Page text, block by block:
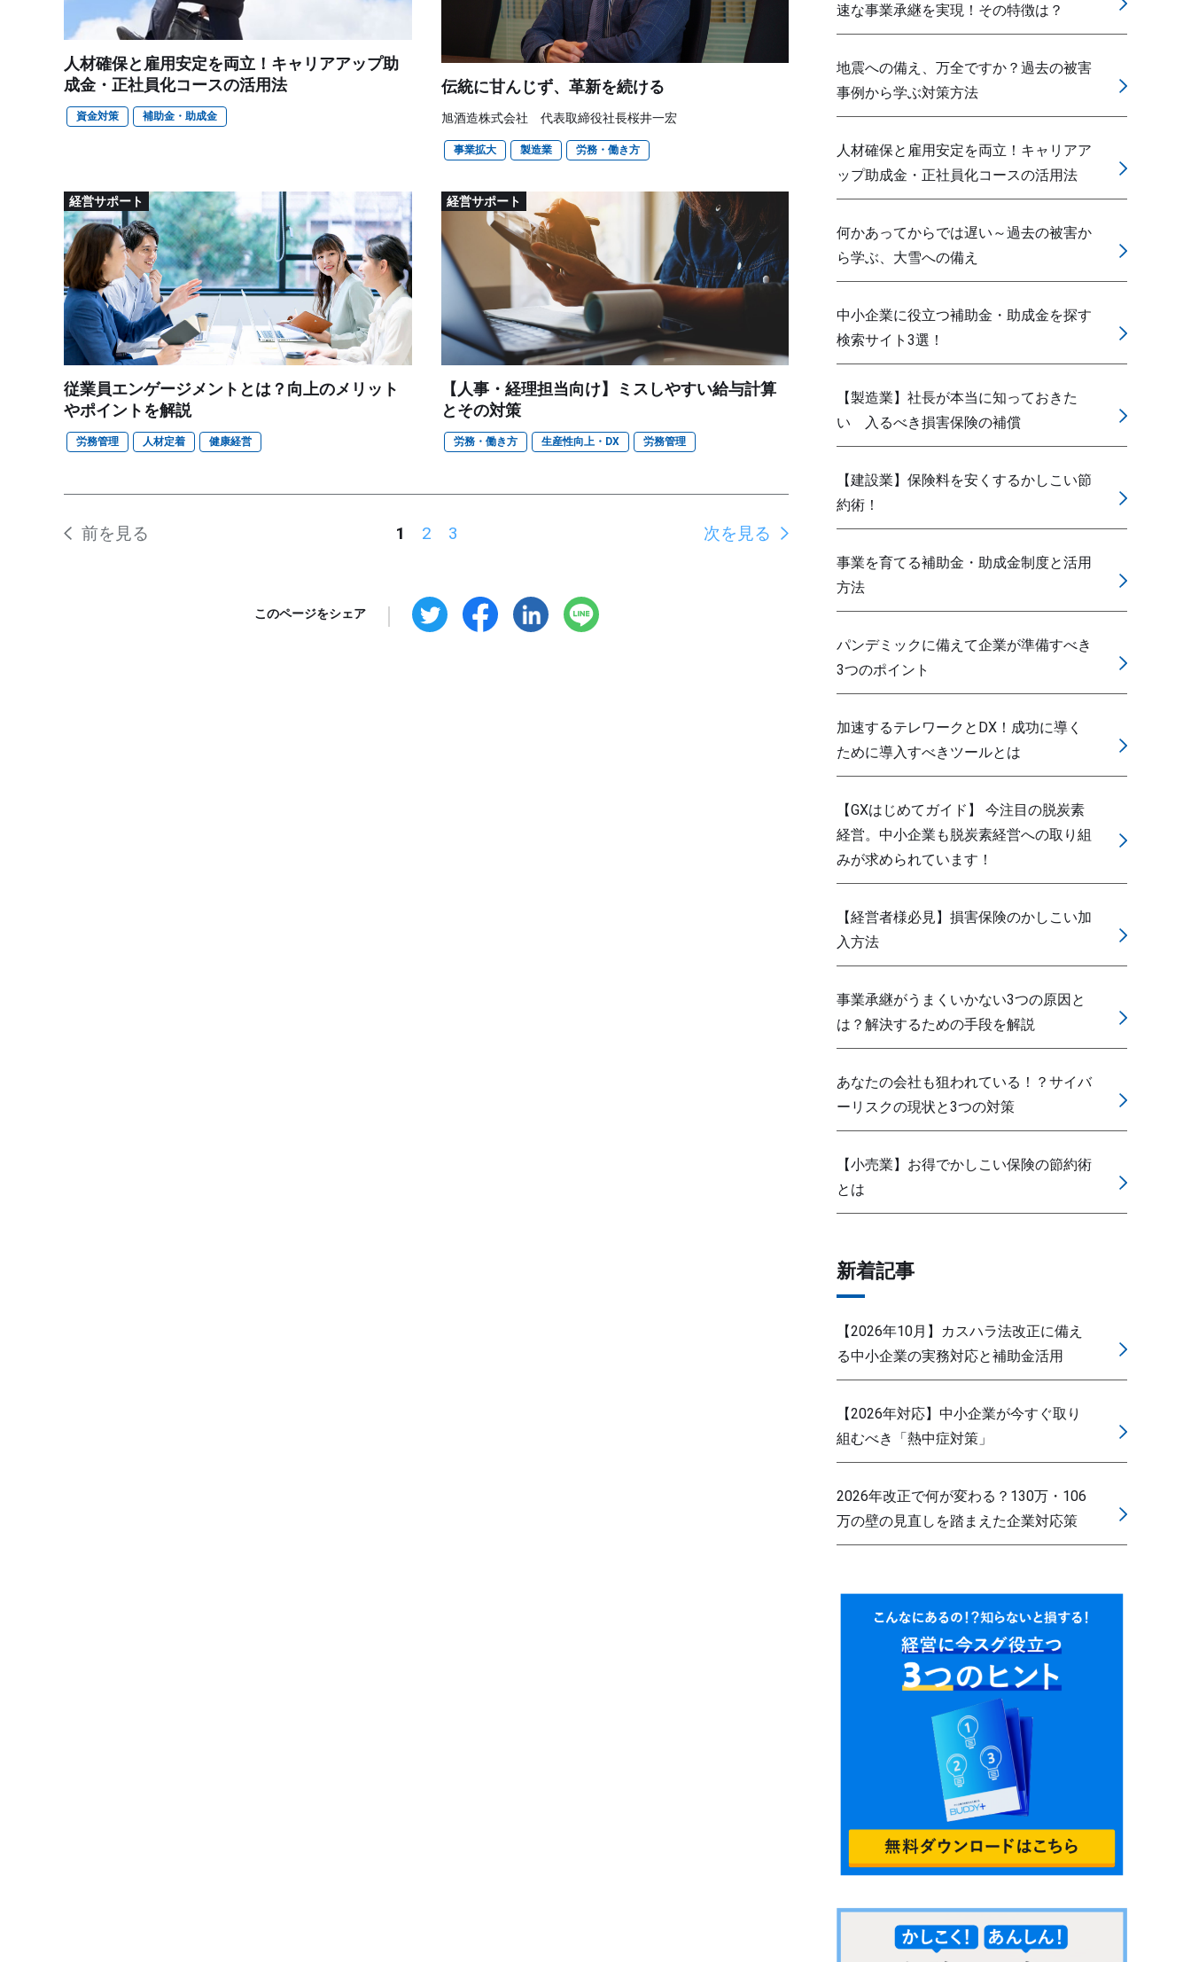
人材確保と雇用安定を両立！キャリアアップ助
成金・正社員化コースの活用法
資金対策 補助金・助成金
伝統に甘んじず、革新を続ける
旭酒造株式会社 代表取締役社長桜井一宏
事業拡大 製造業 労務・働き方
経営サポート
従業員エンゲージメントとは？向上のメリット
やポイントを解説
労務管理 人材定着 健康経営
経営サポート
【人事・経理担当向け】ミスしやすい給与計算
とその対策
労務・働き方 生産性向上・DX 労務管理
前を見る 1 2 3 次を見る
このページをシェア
速な事業承継を実現！その特徴は？
地震への備え、万全ですか？過去の被害
事例から学ぶ対策方法
人材確保と雇用安定を両立！キャリアア
ップ助成金・正社員化コースの活用法
何かあってからでは遅い～過去の被害か
ら学ぶ、大雪への備え
中小企業に役立つ補助金・助成金を探す
検索サイト3選！
【製造業】社長が本当に知っておきた
い 入るべき損害保険の補償
【建設業】保険料を安くするかしこい節
約術！
事業を育てる補助金・助成金制度と活用
方法
パンデミックに備えて企業が準備すべき
3つのポイント
加速するテレワークとDX！成功に導く
ために導入すべきツールとは
【GXはじめてガイド】 今注目の脱炭素
経営。中小企業も脱炭素経営への取り組
みが求められています！
【経営者様必見】損害保険のかしこい加
入方法
事業承継がうまくいかない3つの原因と
は？解決するための手段を解説
あなたの会社も狙われている！？サイバ
ーリスクの現状と3つの対策
【小売業】お得でかしこい保険の節約術
とは
新着記事
【2026年10月】カスハラ法改正に備え
る中小企業の実務対応と補助金活用
【2026年対応】中小企業が今すぐ取り
組むべき「熱中症対策」
2026年改正で何が変わる？130万・106
万の壁の見直しを踏まえた企業対応策